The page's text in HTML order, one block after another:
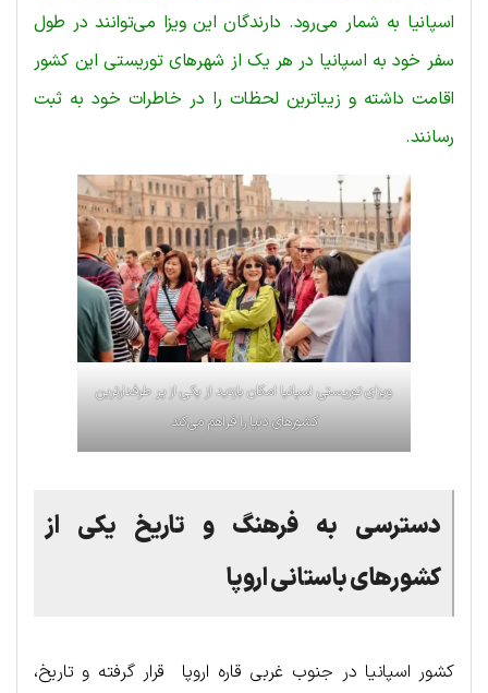
اسپانیا به شمار می‌رود. دارندگان این ویزا می‌توانند در طول
سفر خود به اسپانیا در هر یک از شهرهای توریستی این کشور
اقامت داشته و زیباترین لحظات را در خاطرات خود به ثبت
رسانند.
ویزای توریستی اسپانیا امکان بازدید از یکی از پر طرفدارترین
کشورهای دنیا را فراهم می‌کند
دسترسی به فرهنگ و تاریخ یکی از
کشورهای باستانی اروپا
کشور اسپانیا در جنوب غربی قاره اروپا قرار گرفته و تاریخ،